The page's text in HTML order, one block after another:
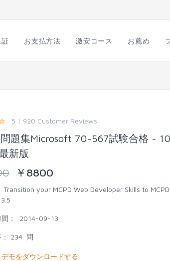
お支払方法 激安コース お薦め
5 | 920 Customer Reviews
題集Microsoft 70-567試験合格 -
新版
￥ 8800
Transition your MCPD Web Developer Skills to MCPD
： 2014-09-13
234 問
モをダウンロードする